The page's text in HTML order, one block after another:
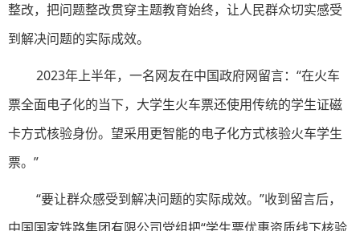
整改，把问题整改贯穿主题教育始终，让人民群众切实感受
到解决问题的实际成效。
2023年上半年，一名网友在中国政府网留言：“在火车
票全面电子化的当下，大学生火车票还使用传统的学生证磁
卡方式核验身份。望采用更智能的电子化方式核验火车学生
票。”
“要让群众感受到解决问题的实际成效。”收到留言后，